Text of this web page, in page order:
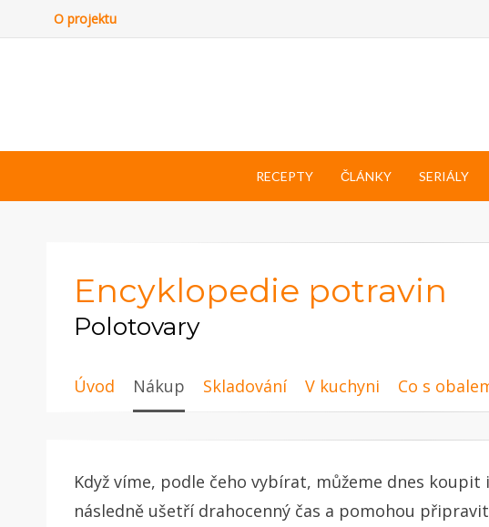
O projektu
RECEPTY ČLÁNKY SERIÁLY
Encyklopedie potravin
Polotovary
Úvod Nákup Skladování V kuchyni Co s
Když víme, podle čeho vybírat, můžeme dnes
následně ušetří drahocenný čas a pomohou